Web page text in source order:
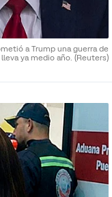
a Trump una guerra de
ya medio año. (Reuters)